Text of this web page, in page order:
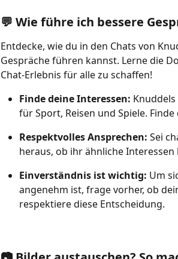
💬 Wie führe ich bessere
Entdecke, wie du in den Chats von
Gespräche führen kannst. Lerne die
Chat-Erlebnis für alle zu schaffen!
Finde deine Interessen:
für Sport, Reisen und Spiele.
Respektvolles Ansprechen: Sei
heraus, ob ihr ähnliche
Einverständnis ist wichtig: Um
angenehm ist, frage vorher, ob
respektiere diese Entscheidung.